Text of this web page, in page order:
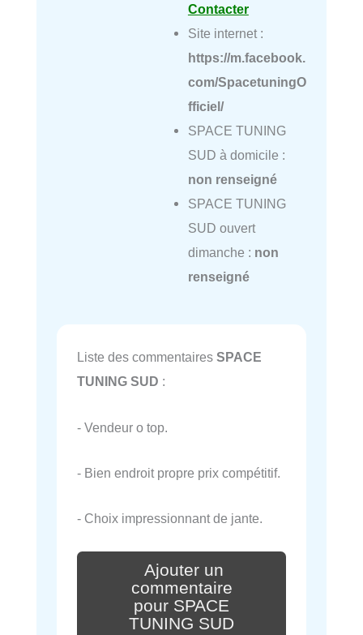
Contacter
Site internet :
https://m.facebook.
com/SpacetuningO
fficiel/
SPACE TUNING
SUD à domicile :
non renseigné
SPACE TUNING
SUD ouvert
dimanche : non
renseigné
Liste des commentaires SPACE
TUNING SUD :
- Vendeur o top.
- Bien endroit propre prix compétitif.
- Choix impressionnant de jante.
Ajouter un
commentaire
pour SPACE
TUNING SUD